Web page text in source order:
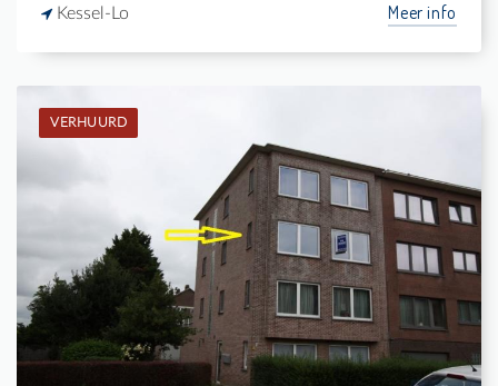
Kessel-Lo Meer info
VERHUURD
Verhuurd: Appartement
2
-
1